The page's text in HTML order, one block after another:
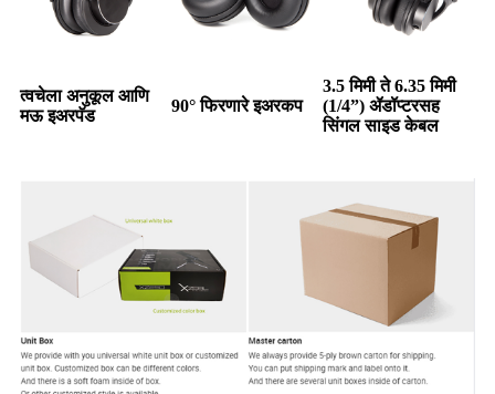
त्वचेला अनुकूल आणि
मऊ इअरपॅड
90° फिरणारे इअरकप
3.5 मिमी ते 6.35 मिमी
(1/4”) ॲडॉप्टरसह
सिंगल साइड केबल